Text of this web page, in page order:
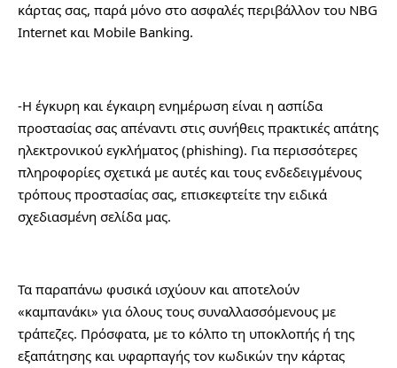
κάρτας σας, παρά μόνο στο ασφαλές περιβάλλον του NBG
Internet και Mobile Banking.
-Η έγκυρη και έγκαιρη ενημέρωση είναι η ασπίδα
προστασίας σας απέναντι στις συνήθεις πρακτικές απάτης
ηλεκτρονικού εγκλήματος (phishing). Για περισσότερες
πληροφορίες σχετικά με αυτές και τους ενδεδειγμένους
τρόπους προστασίας σας, επισκεφτείτε την ειδικά
σχεδιασμένη σελίδα μας.
Τα παραπάνω φυσικά ισχύουν και αποτελούν
«καμπανάκι» για όλους τους συναλλασσόμενους με
τράπεζες. Πρόσφατα, με το κόλπο τη υποκλοπής ή της
εξαπάτησης και υφαρπαγής τον κωδικών την κάρτας